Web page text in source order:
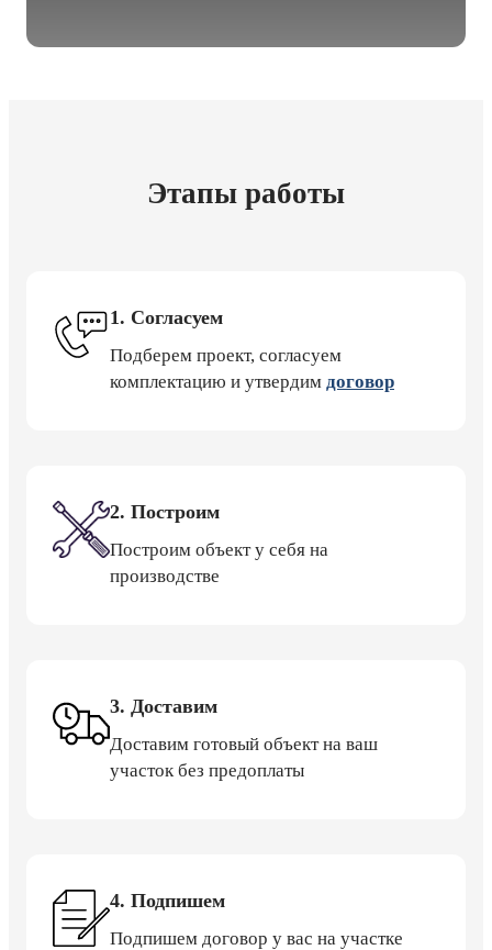
Этапы работы
1. Согласуем
Подберем проект, согласуем
комплектацию и утвердим договор
2. Построим
Построим объект у себя на
производстве
3. Доставим
Доставим готовый объект на ваш
участок без предоплаты
4. Подпишем
Подпишем договор у вас на участке